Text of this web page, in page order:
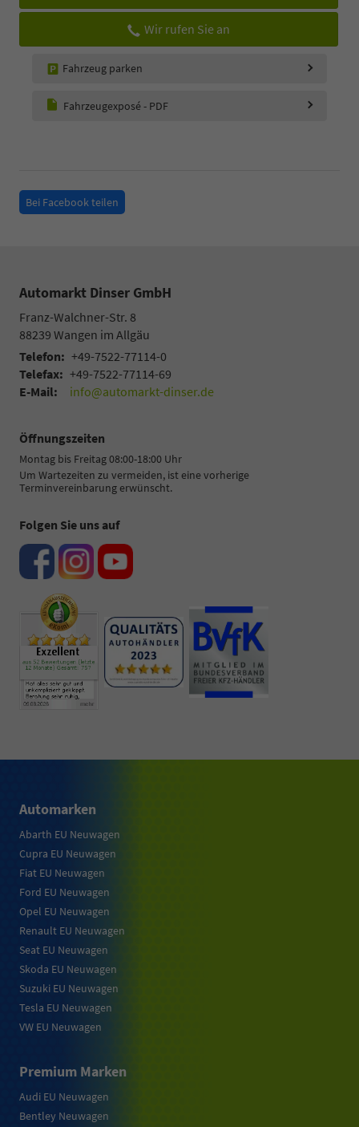
Wir rufen Sie an
Fahrzeug parken
Fahrzeugexposé - PDF
Bei Facebook teilen
Automarkt Dinser GmbH
Franz-Walchner-Str. 8
88239 Wangen im Allgäu
Telefon: +49-7522-77114-0
Telefax: +49-7522-77114-69
E-Mail:
info@automarkt-dinser.de
Öffnungszeiten
Montag bis Freitag 08:00-18:00 Uhr
Um Wartezeiten zu vermeiden, ist eine vorherige
Terminvereinbarung erwünscht.
Folgen Sie uns auf
Automarken
Abarth EU Neuwagen
Cupra EU Neuwagen
Fiat EU Neuwagen
Ford EU Neuwagen
Opel EU Neuwagen
Renault EU Neuwagen
Seat EU Neuwagen
Skoda EU Neuwagen
Suzuki EU Neuwagen
Tesla EU Neuwagen
VW EU Neuwagen
Premium Marken
Audi EU Neuwagen
Bentley Neuwagen